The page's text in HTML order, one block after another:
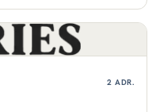
2 ADR.